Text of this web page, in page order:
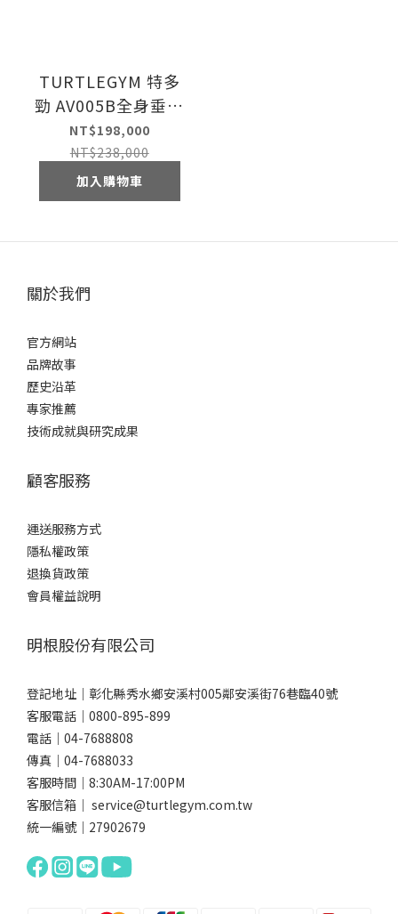
TURTLEGYM 特多
勁 AV005B全身垂直
步態運動訓練機
NT$198,000
NT$238,000
加入購物車
關於我們
官方網站
品牌故事
歷史沿革
專家推薦
技術成就與研究成果
顧客服務
運送服務方式
隱私權政策
退換貨政策
會員權益說明
明根股份有限公司
登記地址｜彰化縣秀水鄉安溪村005鄰安溪街76巷臨40號
客服電話｜0800-895-899
電話｜04-7688808
傳真｜04-7688033
客服時間｜8:30AM-17:00PM
客服信箱｜ service@turtlegym.com.tw
統一編號｜27902679